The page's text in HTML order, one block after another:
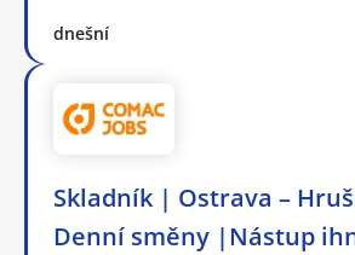
dnešní
Skladník | Ostrava –
Denní směny |Nástup